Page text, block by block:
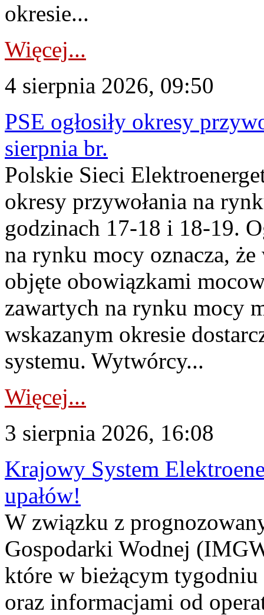
okresie...
Więcej...
4 sierpnia 2026, 09:50
PSE ogłosiły okresy
sierpnia br.
Polskie Sieci
okresy przywołania na
godzinach 17-18 i 18-19.
na rynku mocy oznacza,
objęte obowiązkami
zawartych na rynku mocy
wskazanym okresie
systemu. Wytwórcy...
Więcej...
3 sierpnia 2026, 16:08
Krajowy System
upałów!
W związku z
Gospodarki Wodnej
które w bieżącym tygodniu
oraz informacjami od